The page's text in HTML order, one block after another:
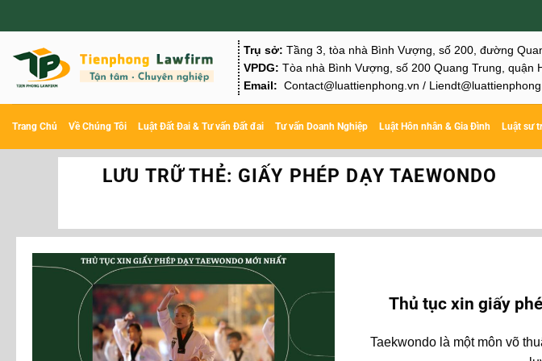
nội
dung
Trụ sở: Tầng 3, tòa nhà Bình Vượng, số 200, đường
VPDG: Tòa nhà Bình Vượng, số 200 Quang Trung, quận
Email: Contact@luattienphong.vn /
Trang Chủ Về Chúng Tôi Luật Đất Đai & Tư vấn Đất đai Tư vấn Doanh Nghiệp Luật Hôn nhân & Gia Đình Luật sư
LƯU TRỮ THẺ: GIẤY PHÉP DẠY TAEWONDO
Thủ tục xin giấy
Taekwondo là một môn võ